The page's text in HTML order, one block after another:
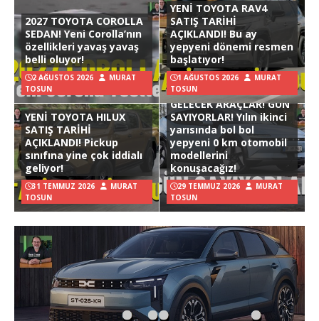
2027 TOYOTA COROLLA
SEDAN! Yeni Corolla’nın
özellikleri yavaş yavaş
belli oluyor!
2 AĞUSTOS 2026
MURAT
TOSUN
YENİ TOYOTA RAV4
SATIŞ TARİHİ
AÇIKLANDI! Bu ay
yepyeni dönemi resmen
başlatıyor!
1 AĞUSTOS 2026
MURAT
TOSUN
YENİ TOYOTA HILUX
SATIŞ TARİHİ
AÇIKLANDI! Pickup
sınıfına yine çok iddialı
geliyor!
31 TEMMUZ 2026
MURAT
TOSUN
GELECEK ARAÇLAR! GÜN
SAYIYORLAR! Yılın ikinci
yarısında bol bol
yepyeni 0 km otomobil
modellerini
konuşacağız!
29 TEMMUZ 2026
MURAT
TOSUN